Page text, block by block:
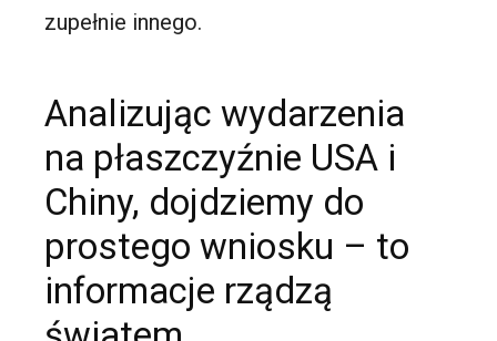
zupełnie innego.
Analizując wydarzenia
na płaszczyźnie USA i
Chiny, dojdziemy do
prostego wniosku – to
informacje rządzą